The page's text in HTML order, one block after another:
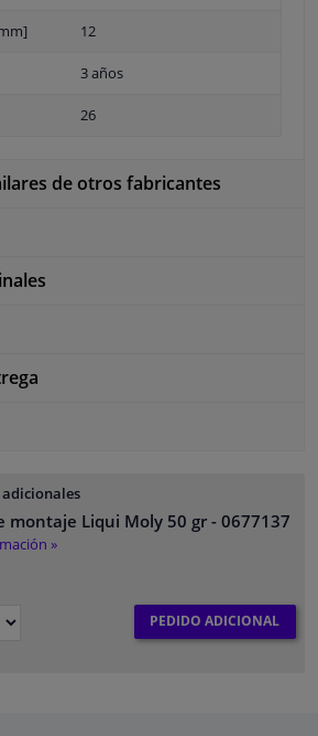
12
3 años
26
de otros fabricantes
montaje Liqui Moly 50 gr - 0677137
»
PEDIDO ADICIONAL